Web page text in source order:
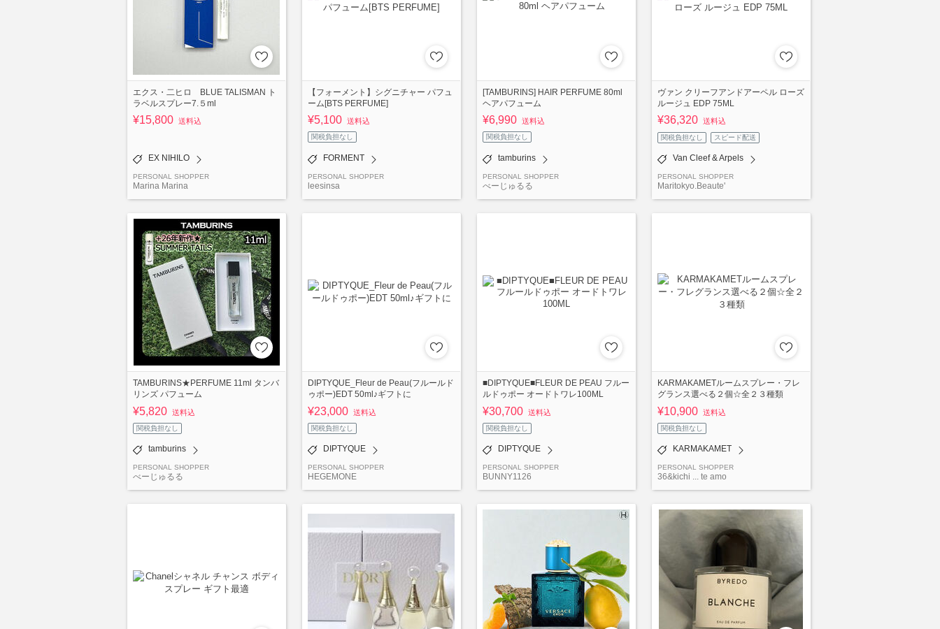
エクス・二ヒロ BLUE TALISMAN ト
ラベルスプレー7.５ml
¥15,800 送料込
EX NIHILO
PERSONAL SHOPPER
Marina Marina
【フォーメント】シグニチャー パフュ
ーム[BTS PERFUME]
¥5,100 送料込
関税負担なし
FORMENT
PERSONAL SHOPPER
leesinsa
[TAMBURINS] HAIR PERFUME 80ml
ヘアパフューム
¥6,990 送料込
関税負担なし
tamburins
PERSONAL SHOPPER
べーじゅるる
ヴァン クリーフアンドアーペル ローズ
ルージュ EDP 75ML
¥36,320 送料込
関税負担なし スピード配送
Van Cleef & Arpels
PERSONAL SHOPPER
Maritokyo.Beaute'
TAMBURINS★PERFUME 11ml タンバ
リンズ パフューム
¥5,820 送料込
関税負担なし
tamburins
PERSONAL SHOPPER
べーじゅるる
DIPTYQUE_Fleur de Peau(フルールド
ゥポー)EDT 50ml♪ギフトに
¥23,000 送料込
関税負担なし
DIPTYQUE
PERSONAL SHOPPER
HEGEMONE
■DIPTYQUE■FLEUR DE PEAU フルー
ルドゥポー オードトワレ100ML
¥30,700 送料込
関税負担なし
DIPTYQUE
PERSONAL SHOPPER
BUNNY1126
KARMAKAMETルームスプレー・フレ
グランス選べる２個☆全２３種類
¥10,900 送料込
関税負担なし
KARMAKAMET
PERSONAL SHOPPER
36&kichi ... te amo